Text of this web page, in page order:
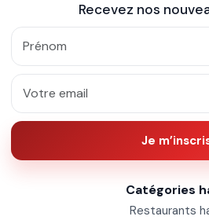
Recevez nos
Je
Catégories
Restaurants